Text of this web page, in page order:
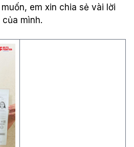
muốn, em xin chia sẻ vài lời
của mình.